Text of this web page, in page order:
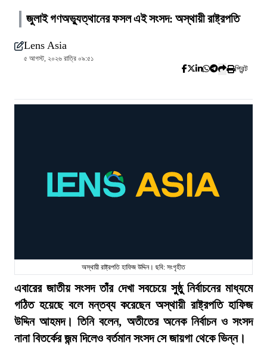
জুলাই গণঅভ্যুত্থানের ফসল এই সংসদ: অস্থায়ী রাষ্ট্রপতি
Lens Asia
৫ আগস্ট, ২০২৬ রাত্রি ০৯:৫১
প্রিন্ট
অস্থায়ী রাষ্ট্রপতি হাফিজ উদ্দিন। ছবি: সংগৃহীত
এবারের জাতীয় সংসদ তাঁর দেখা সবচেয়ে সুষ্ঠু নির্বাচনের মাধ্যমে
গঠিত হয়েছে বলে মন্তব্য করেছেন অস্থায়ী রাষ্ট্রপতি হাফিজ
উদ্দিন আহমদ। তিনি বলেন, অতীতের অনেক নির্বাচন ও সংসদ
নানা বিতর্কের জন্ম দিলেও বর্তমান সংসদ সে জায়গা থেকে ভিন্ন।